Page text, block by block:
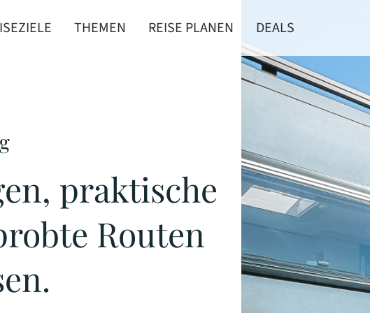
THEMEN REISE PLANEN DEALS
praktische
Routen